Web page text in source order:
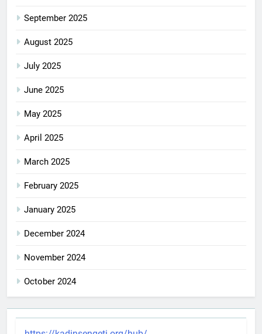
September 2025
August 2025
July 2025
June 2025
May 2025
April 2025
March 2025
February 2025
January 2025
December 2024
November 2024
October 2024